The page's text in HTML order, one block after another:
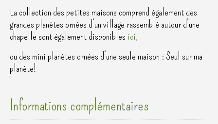
La collection des petites maisons comprend également des
grandes planètes ornées d’un village rassemblé autour d’une
chapelle sont également disponibles ici,
ou des mini planètes ornées d’une seule maison : Seul sur ma
planète!
Informations complémentaires